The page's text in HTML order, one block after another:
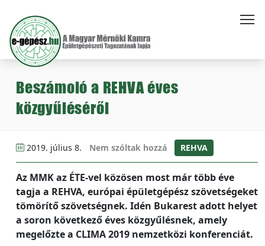
Beszámoló a REHVA éves
közgyűléséről
2019. július 8. Nem szóltak hozzá REHVA
Az MMK az ÉTE-vel közösen most már több éve
tagja a REHVA, európai épületgépész szövetségeket
tömörítő szövetségnek. Idén Bukarest adott helyet
a soron következő éves közgyűlésnek, amely
megelőzte a CLIMA 2019 nemzetközi konferenciát.